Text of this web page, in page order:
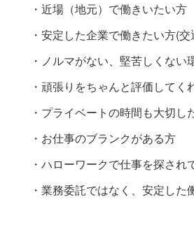
・近場（地元）で働きいたい方
・安定した企業で働きたい方(
・ノルマがない、堅苦しくない
・頑張りをちゃんと評価して
・プライベートの時間も大切し
・お仕事のブランクがある方
・ハローワークで仕事を探され
・業務委託ではなく、安定し